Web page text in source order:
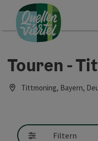
Zum Inhalt
Zur Navigation
Zum Seitenanfang
Touren -
Tittmoning, Bayern,
Filtern